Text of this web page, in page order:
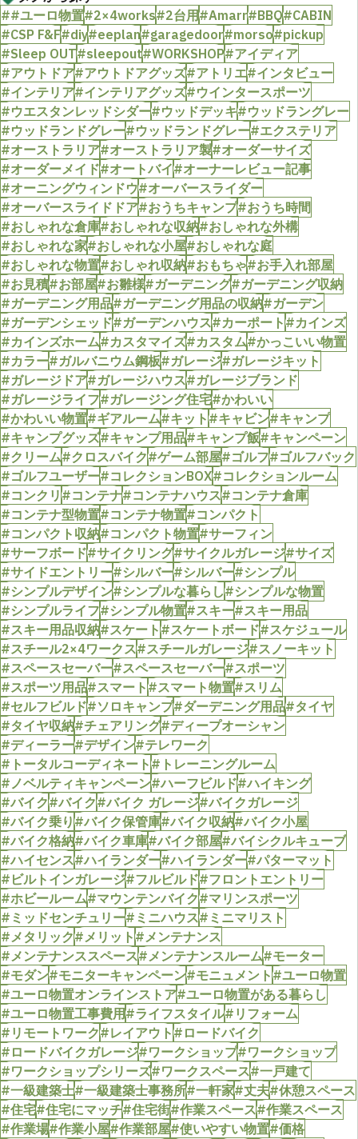
##ユーロ物置#2×4works#2台用#Amarr#BBQ#CABIN
#CSP F&F#diy#eeplan#garagedoor#morso#pickup
#Sleep OUT#sleepout#WORKSHOP#アイディア
#アウトドア#アウトドアグッズ#アトリエ#インタビュー
#インテリア#インテリアグッズ#ウインタースポーツ
#ウエスタンレッドシダー#ウッドデッキ#ウッドラングレー
#ウッドランドグレー#ウッドランドグレー#エクステリア
#オーストラリア#オーストラリア製#オーダーサイズ
#オーダーメイド#オートバイ#オーナーレビュー記事
#オーニングウィンドウ#オーバースライダー
#オーバースライドドア#おうちキャンプ#おうち時間
#おしゃれな倉庫#おしゃれな収納#おしゃれな外構
#おしゃれな家#おしゃれな小屋#おしゃれな庭
#おしゃれな物置#おしゃれ収納#おもちゃ#お手入れ部屋
#お見積#お部屋#お雛様#ガーデニング#ガーデニング収納
#ガーデニング用品#ガーデニング用品の収納#ガーデン
#ガーデンシェッド#ガーデンハウス#カーポート#カインズ
#カインズホーム#カスタマイズ#カスタム#かっこいい物置
#カラー#ガルバニウム鋼板#ガレージ#ガレージキット
#ガレージドア#ガレージハウス#ガレージブランド
#ガレージライフ#ガレージング住宅#かわいい
#かわいい物置#ギアルーム#キット#キャビン#キャンプ
#キャンプグッズ#キャンプ用品#キャンプ飯#キャンペーン
#クリーム#クロスバイク#ゲーム部屋#ゴルフ#ゴルフバック
#ゴルフユーザー#コレクションBOX#コレクションルーム
#コンクリ#コンテナ#コンテナハウス#コンテナ倉庫
#コンテナ型物置#コンテナ物置#コンパクト
#コンパクト収納#コンパクト物置#サーフィン
#サーフボード#サイクリング#サイクルガレージ#サイズ
#サイドエントリー#シルバー#シルバー#シンプル
#シンプルデザイン#シンプルな暮らし#シンプルな物置
#シンプルライフ#シンプル物置#スキー#スキー用品
#スキー用品収納#スケート#スケートボード#スケジュール
#スチール2×4ワークス#スチールガレージ#スノーキット
#スペースセーバー#スペースセーバー#スポーツ
#スポーツ用品#スマート#スマート物置#スリム
#セルフビルド#ソロキャンプ#ダーデニング用品#タイヤ
#タイヤ収納#チェアリング#ディープオーシャン
#ディーラー#デザイン#テレワーク
#トータルコーディネート#トレーニングルーム
#ノベルティキャンペーン#ハーフビルド#ハイキング
#バイク#バイク#バイク ガレージ#バイクガレージ
#バイク乗り#バイク保管庫#バイク収納#バイク小屋
#バイク格納#バイク車庫#バイク部屋#バイシクルキューブ
#ハイセンス#ハイランダー#ハイランダー#パターマット
#ビルトインガレージ#フルビルド#フロントエントリー
#ホビールーム#マウンテンバイク#マリンスポーツ
#ミッドセンチュリー#ミニハウス#ミニマリスト
#メタリック#メリット#メンテナンス
#メンテナンススペース#メンテナンスルーム#モーター
#モダン#モニターキャンペーン#モニュメント#ユーロ物置
#ユーロ物置オンラインストア#ユーロ物置がある暮らし
#ユーロ物置工事費用#ライフスタイル#リフォーム
#リモートワーク#レイアウト#ロードバイク
#ロードバイクガレージ#ワークショップ#ワークショップ
#ワークショップシリーズ#ワークスペース#一戸建て
#一級建築士#一級建築士事務所#一軒家#丈夫#休憩スペース
#住宅#住宅にマッチ#住宅街#作業スペース#作業スペース
#作業場#作業小屋#作業部屋#使いやすい物置#価格